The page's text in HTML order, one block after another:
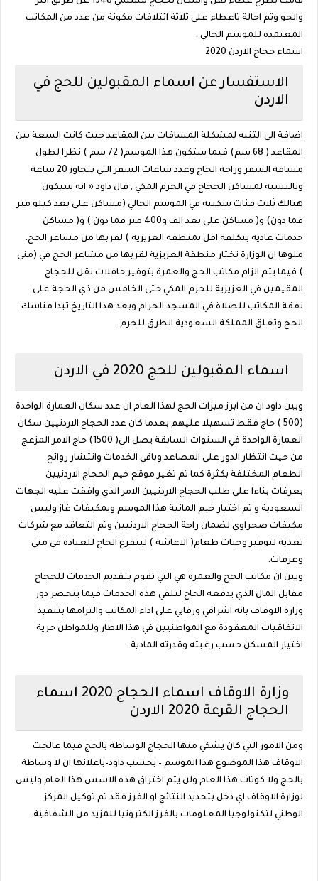
والجو وتم احالة تاعطاء على ثلاثة ائتلافات مكونة من عدد من المكاتب
المعتمدة للموسم الحالي .
اسماء حجاج الاردن 2020
الاستفسار عن اسماء المقبولين للحج في
الاردن
اضافة الى التنبه لمشكلة المسافات بين المقاعد حيث كانت السعة بين
المقاعد ( 68 سم) فيما ستكون هذا الموسم( 72 سم ) نظرا لطول
مسافة السفر وراحة الحاج وعدد ساعات السفر التي تتجاوز 20 ساعة
وبالنسبة لمساكن الحجاج في الحرم المكي , قال داود « انه سيكون
هنالك ثلاث فئات سكنية في الموسم الحالي (مساكن على بعد كيلو متر
فما دون) و( مساكن على بعد الف و400 متر فما دون ) و( مساكن
خدمات عادية بتكلفة اقل بمنطقة العزيزية ) لقربها من مشاعر الحج.
منوها ان الوزارة تختار منطقة العزيزية لقربها من مشاعر الحج في (منى
) فيما يتم الزام مكاتب الحج والعمرة بتوفير حافلات نقل للحجاج
المقيمين في العزيزية للحرم المكي حتى الخامس من ذي الحجة على
نفقة المكاتب للصلاة في المسجد الحرام وبعد هذا التاريخ تبدا مناسك
الحج وتغلق المملكة السعودية الطرق للحرم.
اسماء المقبولين للحج 2020 في الاردن
وبين داود ان من ابرز ميزات الحج لهذا العام ان عدد سكان العمارة الواحدة
(500 ) حاج فقط تسهيلا عليهم بعدما كان عدد الحجاج الاردنيين سكان
العمارة الواحدة في السنوات السابقة يصل الى( 1500) حاج الامر المزعج
من حيث انتظار الدور على المصاعد وباقي الخدمات وانتشار روائح
الطعام المختلفة بكثرة كما تم تغير موقع خيم الحجاج الاردنيين
بعرفات بناءا على طلب الحجاج الاردنيين الامر الذي وافقت عليه الجهات
السعودية و تم اختيار خيم المانية هذا الموسم وبمكيفات غاز وليس
مكيفات صحراوي لضمان راحة الحجاج الاردنيين وتم التعاقد مع شركات
تغذية لتوفير وجبات طعام( الاعاشة ) ليتفرغ الحاج للعبادة في منى
وعرفات.
وبين ان مكاتب الحج والعمرة هي التي تقوم بتقديم الخدمات للحجاج
مقابل المال الذي يدفعه الحاج لتلقي هذه الخدمات فيما ينحصر دور
وزارة الاوقاف بانه اشرافي ورقابي على اداء المكاتب والتزامها بتنفيذ
الاتفاقيات المعقودة مع المواطنيين في هذا الاطار وللمواطن حرية
اختيار المسكن حسب رغبته وقدرته المادية.
وزارة الاوقاف اسماء الحجاج 2020 اسماء
الحجاج القرعة 2020 الاردن
ومن الامور التي كان يشكي منها الحجاج الوساطة بالحج فيما عالجت
الاوقاف هذا الموضوع هذا الموسم – بحسب داود–باعلانها ان لا وساطة
بالحج ولا كوتات هذا العام ولن يتم اختراق هذه الاسس هذا العام وليس
لوزارة الاوقاف اي دخل بتحديد النتائج او الفرز فقد تم توكيل المركز
الوطني لتكنولوجيا المعلومات بالفرز الكترونيا للمزيد من الشفافية.